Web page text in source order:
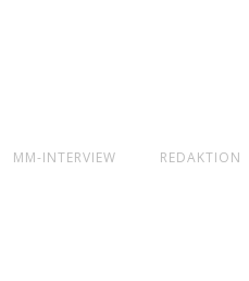
MM-INTERVIEW REDAKTION